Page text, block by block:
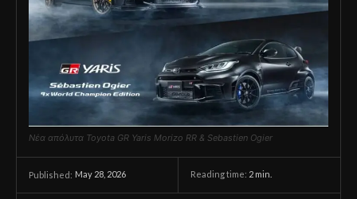
Νέα απόλυτα Toyota GR Yaris Morizo RR & Sebastien Ogier
Published: May 28, 2026 Reading time: 2 min.